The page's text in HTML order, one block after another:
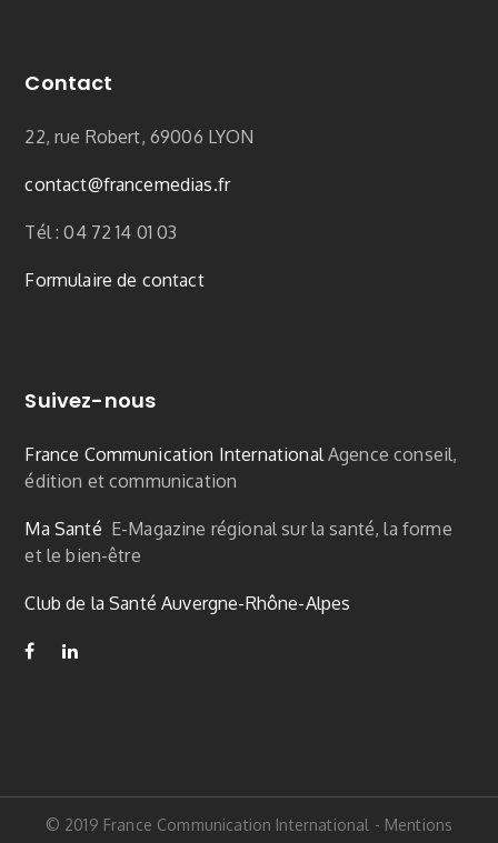
Contact
22, rue Robert, 69006 LYON
contact@francemedias.fr
Tél : 04 72 14 01 03
Formulaire de contact
Suivez-nous
France Communication InternationalAgence conseil,
édition et communication
Ma Santé E-Magazine régional sur la santé, la forme
et le bien-être
Club de la Santé Auvergne-Rhône-Alpes
© 2019 France Communication International - Mentions